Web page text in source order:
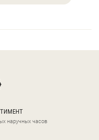
наручных часов